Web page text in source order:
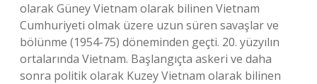
olarak Güney Vietnam olarak bilinen Vietnam
Cumhuriyeti olmak üzere uzun süren savaşlar ve
bölünme (1954-75) döneminden geçti. 20. yüzyılın
ortalarında Vietnam. Başlangıçta askeri ve daha
sonra politik olarak Kuzey Vietnam olarak bilinen